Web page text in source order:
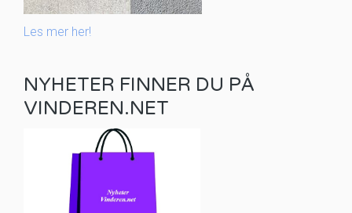
Les mer her!
NYHETER FINNER DU PÅ
VINDEREN.NET